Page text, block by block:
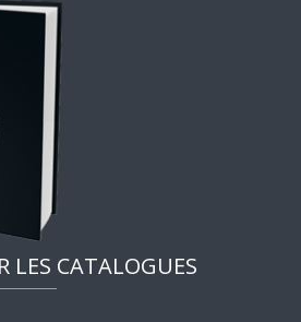
LES CATALOGUES